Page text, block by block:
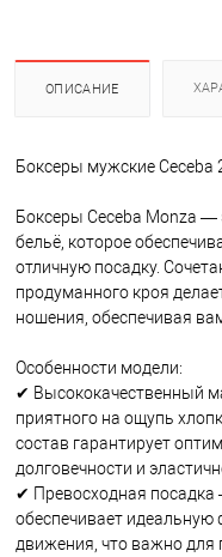
ОПИСАНИЕ
Боксеры мужские Ceceba
Боксеры Ceceba Monza —
бельё, которое
отличную посадку.
продуманного кроя
ношения, обеспечивая
Особенности модели:
✔ Высококачественный
приятного на ощупь
состав гарантирует
долговечности и
✔ Превосходная посадка
обеспечивает идеальную
движения, что важно для